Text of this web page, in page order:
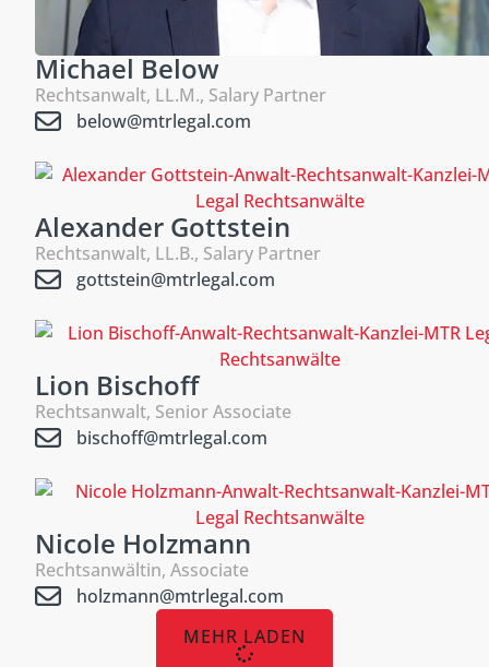
Michael Below
Rechtsanwalt, LL.M., Salary Partner
below@mtrlegal.com
Alexander Gottstein
Rechtsanwalt, LL.B., Salary Partner
gottstein@mtrlegal.com
Lion Bischoff
Rechtsanwalt, Senior Associate
bischoff@mtrlegal.com
Nicole Holzmann
Rechtsanwältin, Associate
holzmann@mtrlegal.com
MEHR LADEN